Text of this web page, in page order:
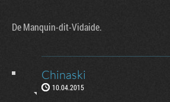
De Manquin-dit-Vidaide.
Chinaski
10.04.2015